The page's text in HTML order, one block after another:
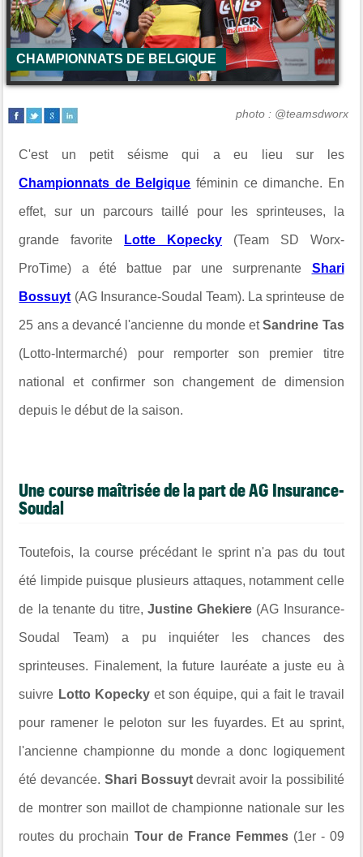
CHAMPIONNATS DE BELGIQUE
photo : @teamsdworx
C'est un petit séisme qui a eu lieu sur les
Championnats de Belgique féminin ce dimanche. En
effet, sur un parcours taillé pour les sprinteuses, la
grande favorite Lotte Kopecky (Team SD Worx-
ProTime) a été battue par une surprenante Shari
Bossuyt (AG Insurance-Soudal Team). La sprinteuse de
25 ans a devancé l'ancienne du monde etSandrine Tas
(Lotto-Intermarché) pour remporter son premier titre
national et confirmer son changement de dimension
depuis le début de la saison.
Une course maîtrisée de la part de AG Insurance-
Soudal
Toutefois, la course précédant le sprint n'a pas du tout
été limpide puisque plusieurs attaques, notamment celle
de la tenante du titre, Justine Ghekiere (AG Insurance-
Soudal Team) a pu inquiéter les chances des
sprinteuses. Finalement, la future lauréate a juste eu à
suivre Lotto Kopecky et son équipe, qui a fait le travail
pour ramener le peloton sur les fuyardes. Et au sprint,
l'ancienne championne du monde a donc logiquement
été devancée. Shari Bossuytdevrait avoir la possibilité
de montrer son maillot de championne nationale sur les
routes du prochain Tour de France Femmes (1er - 09